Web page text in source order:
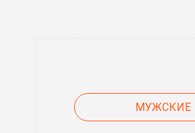
МУЖСКИЕ